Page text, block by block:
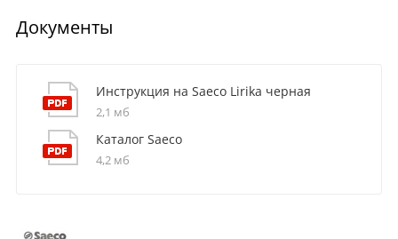
Документы
Инструкция на Saeco Lirika черная
2,1 мб
Каталог Saeco
4,2 мб